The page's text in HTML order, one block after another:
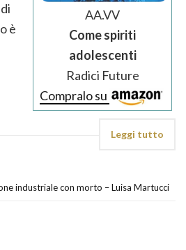
AA.VV
Come spiriti
adolescenti
Radici Future
Compralo su
è
Leggi tutto
industriale con morto – Luisa Martucci